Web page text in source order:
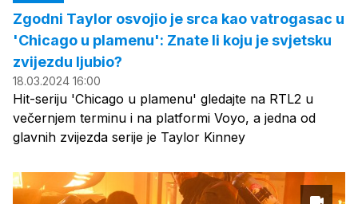
Zgodni Taylor osvojio je srca kao vatrogasac u
'Chicago u plamenu': Znate li koju je svjetsku
zvijezdu ljubio?
18.03.2024 16:00
Hit-seriju 'Chicago u plamenu' gledajte na RTL2 u
večernjem terminu i na platformi Voyo, a jedna od
glavnih zvijezda serije je Taylor Kinney